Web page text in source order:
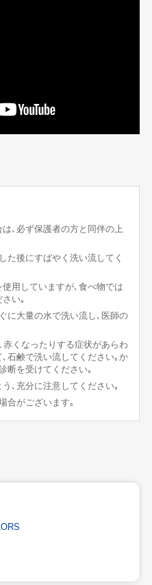
､必ず保護者の方と同伴の上
た後にすばやく洗い流してく
用していますが､食べ物では
い｡
に大量の水で洗い流し､医師の
くなったりする症状があらわ
石鹸で洗い流してください｡か
断を受けてください｡
､充分に注意してください｡
合がございます｡